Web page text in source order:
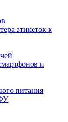
этикеток к
и
питания